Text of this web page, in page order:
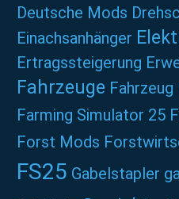
Deutsche Mods
Einachsanhänger
Ertragssteigerung
Fahrzeuge
Farming Simulator 25
Forst Mods
FS25 Gabelstapler